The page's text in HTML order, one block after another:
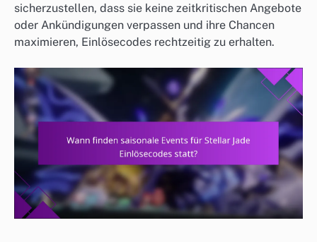
sicherzustellen, dass sie keine zeitkritischen Angebote
oder Ankündigungen verpassen und ihre Chancen
maximieren, Einlösecodes rechtzeitig zu erhalten.